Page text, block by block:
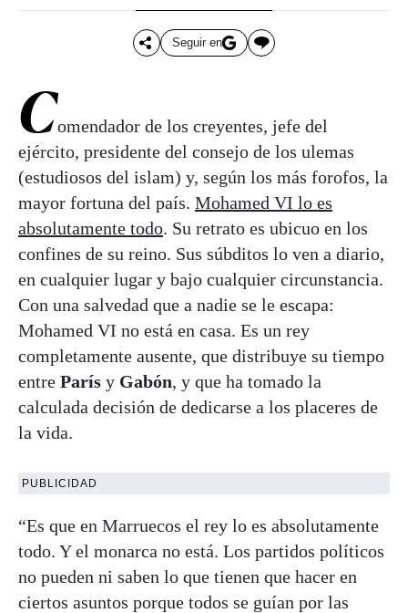
Seguir en
Comendador de los creyentes, jefe del
ejército, presidente del consejo de los ulemas
(estudiosos del islam) y, según los más forofos, la
mayor fortuna del país. Mohamed VI lo es
absolutamente todo. Su retrato es ubicuo en los
confines de su reino. Sus súbditos lo ven a diario,
en cualquier lugar y bajo cualquier circunstancia.
Con una salvedad que a nadie se le escapa:
Mohamed VI no está en casa. Es un rey
completamente ausente, que distribuye su tiempo
entre París y Gabón, y que ha tomado la
calculada decisión de dedicarse a los placeres de
la vida.
PUBLICIDAD
“Es que en Marruecos el rey lo es absolutamente
todo. Y el monarca no está. Los partidos políticos
no pueden ni saben lo que tienen que hacer en
ciertos asuntos porque todos se guían por las